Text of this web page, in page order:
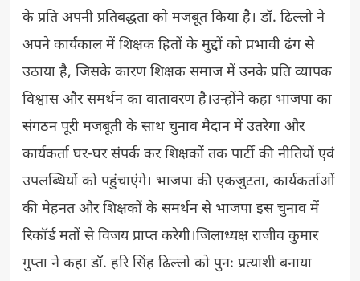
के प्रति अपनी प्रतिबद्धता को मजबूत किया है। डॉ. ढिल्लो ने
अपने कार्यकाल में शिक्षक हितों के मुद्दों को प्रभावी ढंग से
उठाया है, जिसके कारण शिक्षक समाज में उनके प्रति व्यापक
विश्वास और समर्थन का वातावरण है।उन्होंने कहा भाजपा का
संगठन पूरी मजबूती के साथ चुनाव मैदान में उतरेगा और
कार्यकर्ता घर-घर संपर्क कर शिक्षकों तक पार्टी की नीतियों एवं
उपलब्धियों को पहुंचाएंगे। भाजपा की एकजुटता, कार्यकर्ताओं
की मेहनत और शिक्षकों के समर्थन से भाजपा इस चुनाव में
रिकॉर्ड मतों से विजय प्राप्त करेगी।जिलाध्यक्ष राजीव कुमार
गुप्ता ने कहा डॉ. हरि सिंह ढिल्लो को पुनः प्रत्याशी बनाया